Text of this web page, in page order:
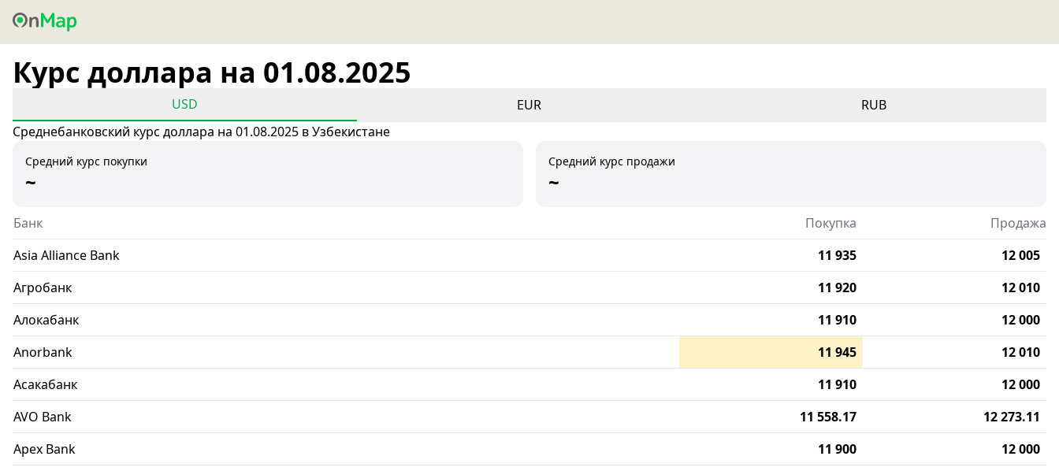
Курс доллара на 01.08.2025
USD EUR
RUB
Среднебанковский курс доллара на 01.08.2025 в Узбекистане
Средний курс покупки
~
Средний курс продажи
~
Банк Покупка
Продажа
Asia Alliance Bank
11 935
12 005
Агробанк
11 920
12 010
Алокабанк
11 910
12 000
Anorbank
11 945
12 010
Асакабанк
11 910
12 000
AVO Bank
11 558.17
12 273.11
Apex Bank
11 900
12 000